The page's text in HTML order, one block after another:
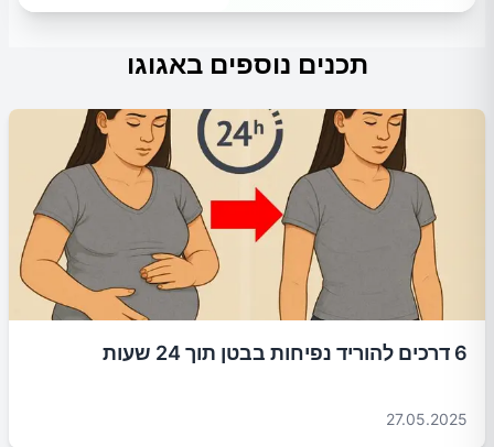
תכנים נוספים באגוגו
6 דרכים להוריד נפיחות בבטן תוך 24 שעות
27.05.2025